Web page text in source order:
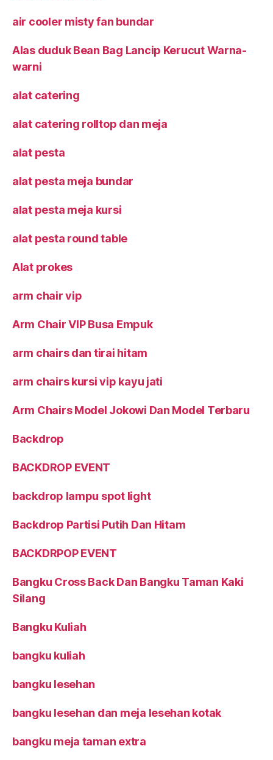
air cooler misty fan bundar
Alas duduk Bean Bag Lancip Kerucut Warna-
warni
alat catering
alat catering rolltop dan meja
alat pesta
alat pesta meja bundar
alat pesta meja kursi
alat pesta round table
Alat prokes
arm chair vip
Arm Chair VIP Busa Empuk
arm chairs dan tirai hitam
arm chairs kursi vip kayu jati
Arm Chairs Model Jokowi Dan Model Terbaru
Backdrop
BACKDROP EVENT
backdrop lampu spot light
Backdrop Partisi Putih Dan Hitam
BACKDRPOP EVENT
Bangku Cross Back Dan Bangku Taman Kaki
Silang
Bangku Kuliah
bangku kuliah
bangku lesehan
bangku lesehan dan meja lesehan kotak
bangku meja taman extra